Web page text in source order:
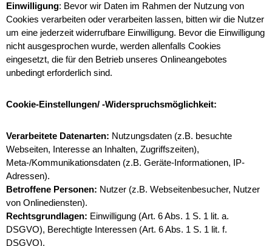
Einwilligung: Bevor wir Daten im Rahmen der Nutzung von
Cookies verarbeiten oder verarbeiten lassen, bitten wir die Nutzer
um eine jederzeit widerrufbare Einwilligung. Bevor die Einwilligung
nicht ausgesprochen wurde, werden allenfalls Cookies
eingesetzt, die für den Betrieb unseres Onlineangebotes
unbedingt erforderlich sind.
Cookie-Einstellungen/ -Widerspruchsmöglichkeit:
Verarbeitete Datenarten: Nutzungsdaten (z.B. besuchte
Webseiten, Interesse an Inhalten, Zugriffszeiten),
Meta-/Kommunikationsdaten (z.B. Geräte-Informationen, IP-
Adressen).
Betroffene Personen: Nutzer (z.B. Webseitenbesucher, Nutzer
von Onlinediensten).
Rechtsgrundlagen: Einwilligung (Art. 6 Abs. 1 S. 1 lit. a.
DSGVO), Berechtigte Interessen (Art. 6 Abs. 1 S. 1 lit. f.
DSGVO).